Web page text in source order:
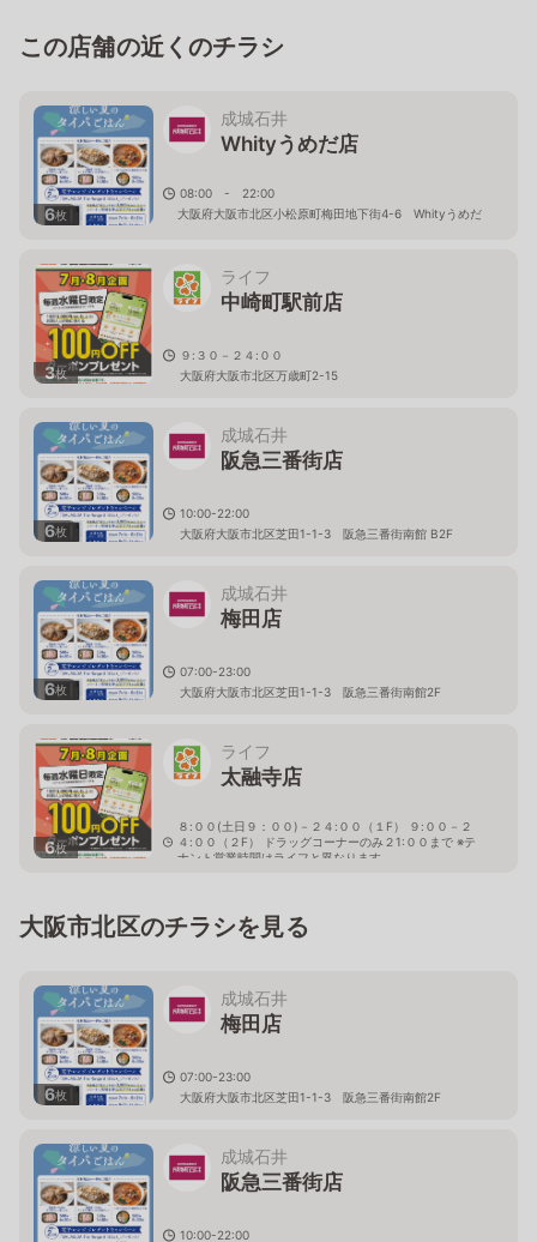
この店舗の近くのチラシ
6枚
成城石井
Whityうめだ店
08:00 - 22:00
大阪府大阪市北区小松原町梅田地下街4-6 Whityうめだ
3枚
ライフ
中崎町駅前店
９:３０－２４:００
大阪府大阪市北区万歳町2-15
6枚
成城石井
阪急三番街店
10:00-22:00
大阪府大阪市北区芝田1-1-3 阪急三番街南館 B2F
6枚
成城石井
梅田店
07:00-23:00
大阪府大阪市北区芝田1-1-3 阪急三番街南館2F
6枚
ライフ
太融寺店
８:００(土日９：００)－２４:００（１F） ９:００－２
４:００（２F） ドラッグコーナーのみ２1:００まで ※テ
ナント営業時間はライフと異なります
大阪市北区のチラシを見る
6枚
成城石井
梅田店
07:00-23:00
大阪府大阪市北区芝田1-1-3 阪急三番街南館2F
成城石井
阪急三番街店
10:00-22:00